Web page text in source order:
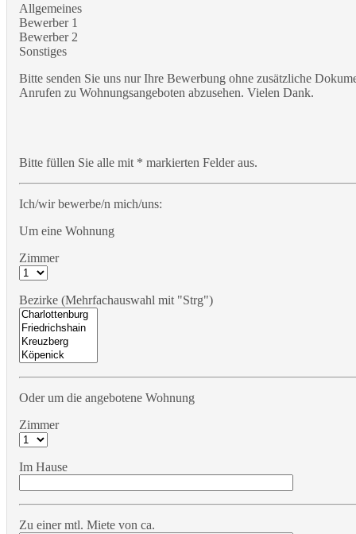
Allgemeines
Bewerber 1
Bewerber 2
Sonstiges
Bitte senden Sie uns nur Ihre Bewerbung ohne zusätzliche
Anrufen zu Wohnungsangeboten abzusehen. Vielen Dank.
Bitte füllen Sie alle mit * markierten Felder aus.
Ich/wir bewerbe/n mich/uns:
Um eine Wohnung
Zimmer
Bezirke (Mehrfachauswahl mit "Strg")
Oder um die angebotene Wohnung
Zimmer
Im Hause
Zu einer mtl. Miete von ca.